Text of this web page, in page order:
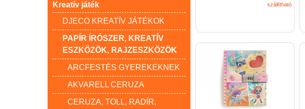
Kreatív játék
DJECO KREATÍV JÁTÉKOK
PAPÍR ÍRÓSZER, KREATÍV
ESZKÖZÖK, RAJZESZKÖZÖK
ARCFESTÉS GYEREKEKNEK
AKVARELL CERUZA
CERUZA, TOLL, RADÍR,
szállítható